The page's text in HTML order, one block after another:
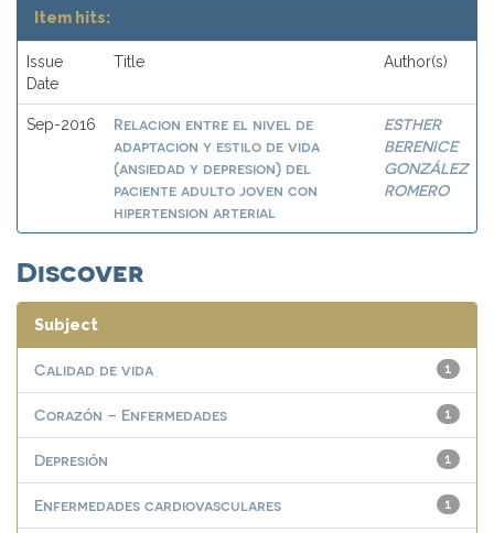
Item hits:
Issue
Date
Title Author(s)
Sep-2016
Relacion entre el nivel de
adaptacion y estilo de vida
(ansiedad y depresion) del
paciente adulto joven con
hipertension arterial
ESTHER
BERENICE
GONZÁLEZ
ROMERO
Discover
Subject
1
Calidad de vida
1
Corazón – Enfermedades
1
Depresión
1
Enfermedades cardiovasculares